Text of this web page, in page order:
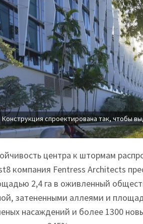
Конструкция спроектирована так, чтобы
центра к штормам
компания Fentress Architects
2,4 га в оживленный
затененными аллеями и
насаждений и более 1300